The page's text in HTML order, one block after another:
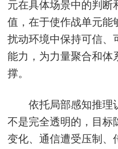
元在具体场景中的判断
值，在于使作战单元能
扰动环境中保持可信、
能力，为力量聚合和体
撑。
依托局部感知推理
不是完全透明的，目标
变化、通信遭受压制、